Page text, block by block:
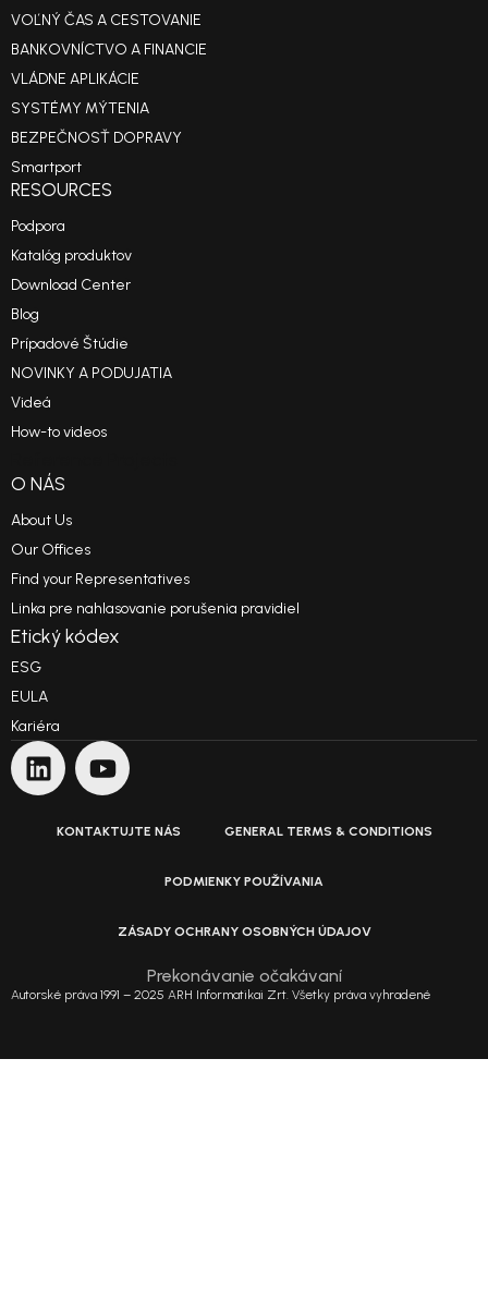
VOĽNÝ ČAS A CESTOVANIE
BANKOVNÍCTVO A FINANCIE
VLÁDNE APLIKÁCIE
SYSTÉMY MÝTENIA
BEZPEČNOSŤ DOPRAVY
Smartport
RESOURCES
Podpora
Katalóg produktov
Download Center
Blog
Prípadové Štúdie
NOVINKY A PODUJATIA
Videá
How-to videos
O NÁS
About Us
Our Offices
Find your Representatives
Linka pre nahlasovanie porušenia pravidiel
Etický kódex
ESG
EULA
Kariéra
KONTAKTUJTE NÁS GENERAL TERMS & CONDITIONS
PODMIENKY POUŽÍVANIA
ZÁSADY OCHRANY OSOBNÝCH ÚDAJOV
Prekonávanie očakávaní
Autorské práva 1991 – 2025 ARH Informatikai Zrt. Všetky práva vyhradené